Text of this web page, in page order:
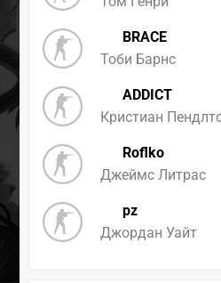
BRACE
Тоби Барнс
ADDICT
Кристиан
Roflko
Джеймс Литрас
pz
Джордан Уайт